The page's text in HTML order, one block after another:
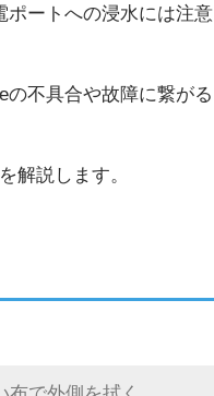
ポートへの浸水には注意
の不具合や故障に繋がる
解説します。